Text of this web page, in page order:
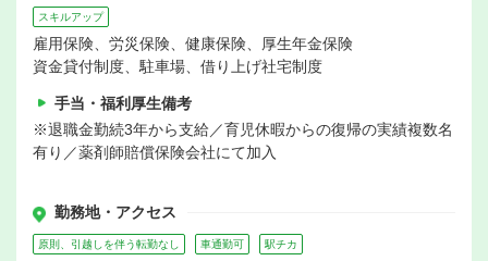
スキルアップ
雇用保険、労災保険、健康保険、厚生年金保険
資金貸付制度、駐車場、借り上げ社宅制度
手当・福利厚生備考
※退職金勤続3年から支給／育児休暇からの復帰の実績複数名
有り／薬剤師賠償保険会社にて加入
勤務地・アクセス
原則、引越しを伴う転勤なし 車通勤可 駅チカ